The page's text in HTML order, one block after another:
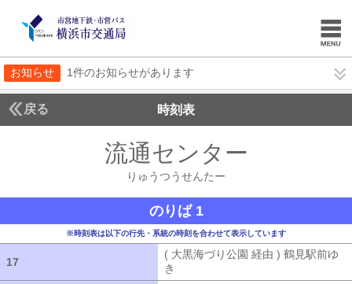
お知らせ 1件のお知らせがあります
戻る 時刻表
流通センター
りゅうつうせんたー
のりば 1
※時刻表は以下の行先・系統の時刻を合わせて表示しています
17
( 大黒海づり公園 経由 ) 鶴見駅前ゆ
き